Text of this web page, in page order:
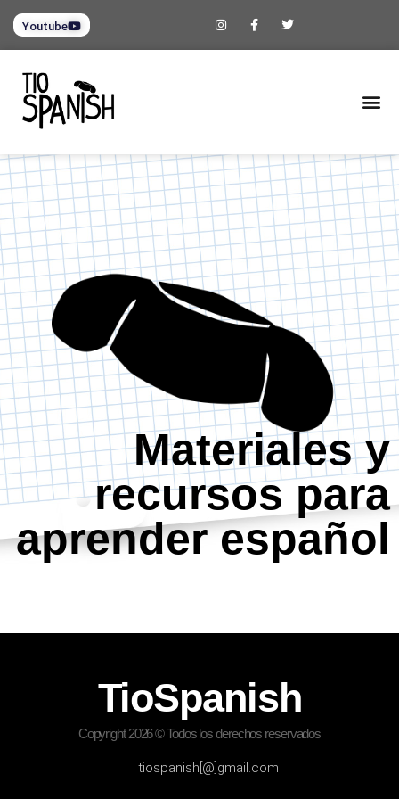
Youtube
Materiales y
recursos para
aprender español
TioSpanish
Copyright 2026 © Todos los derechos reservados
tiospanish[@]gmail.com